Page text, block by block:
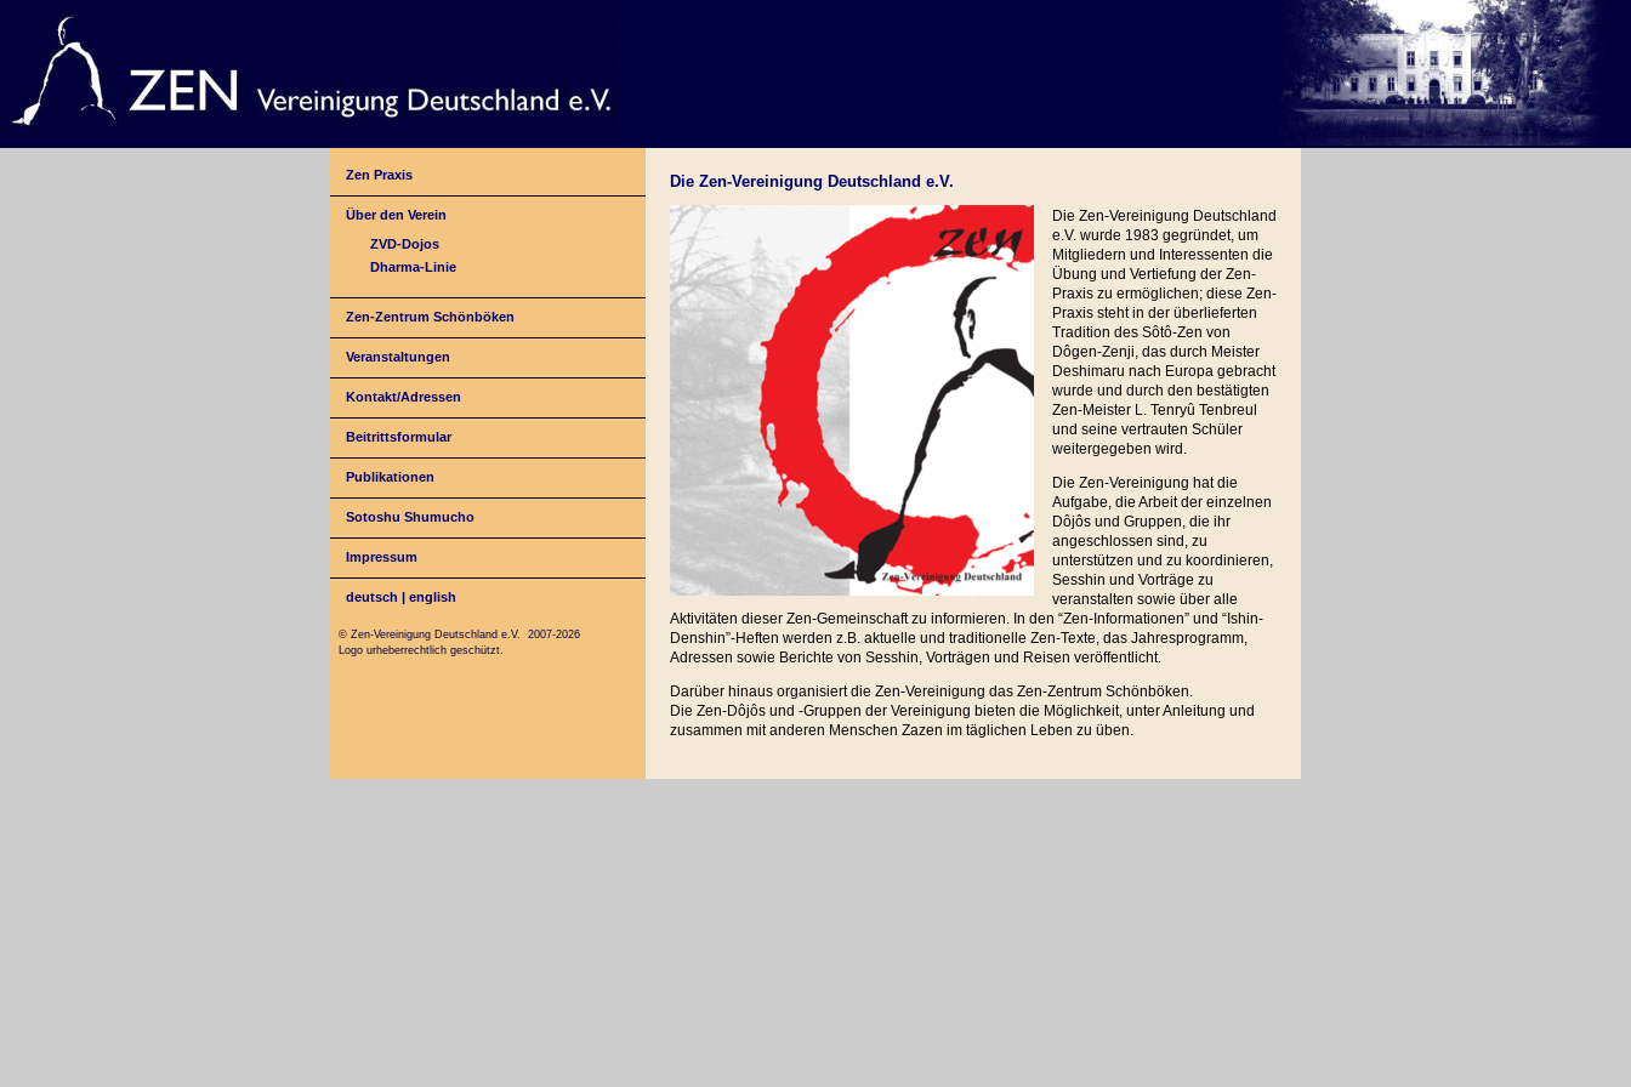
Zen Praxis
Über den Verein
ZVD-Dojos
Dharma-Linie
Zen-Zentrum Schönböken
Veranstaltungen
Kontakt/Adressen
Beitrittsformular
Publikationen
Sotoshu Shumucho
Impressum
deutsch |english
Die Zen-Vereinigung Deutschland e.V.
Die Zen-Vereinigung Deutschland
e.V. wurde 1983 gegründet, um
Mitgliedern und Interessenten die
Übung und Vertiefung der Zen-
Praxis zu ermöglichen; diese Zen-
Praxis steht in der überlieferten
Tradition des Sôtô-Zen von
Dôgen-Zenji, das durch Meister
Deshimaru nach Europa gebracht
wurde und durch den bestätigten
Zen-Meister L. Tenryû Tenbreul
und seine vertrauten Schüler
weitergegeben wird.
Die Zen-Vereinigung hat die
Aufgabe, die Arbeit der einzelnen
Dôjôs und Gruppen, die ihr
angeschlossen sind, zu
unterstützen und zu koordinieren,
Sesshin und Vorträge zu
veranstalten sowie über alle
Aktivitäten dieser Zen-Gemeinschaft zu informieren. In den “Zen-Informationen” und “Ishin-
Denshin”-Heften werden z.B. aktuelle und traditionelle Zen-Texte, das Jahresprogramm,
Adressen sowie Berichte von Sesshin, Vorträgen und Reisen veröffentlicht.
Darüber hinaus organisiert die Zen-Vereinigung das Zen-Zentrum Schönböken.
Die Zen-Dôjôs und -Gruppen der Vereinigung bieten die Möglichkeit, unter Anleitung und
zusammen mit anderen Menschen Zazen im täglichen Leben zu üben.
© Zen-Vereinigung Deutschland e.V. 2007-2026
Logo urheberrechtlich geschützt.